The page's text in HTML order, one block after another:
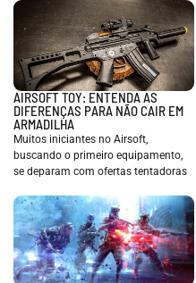
AIRSOFT TOY: ENTENDA AS
DIFERENÇAS PARA NÃO CAIR EM
ARMADILHA
Muitos iniciantes no Airsoft,
buscando o primeiro equipamento,
se deparam com ofertas tentadoras